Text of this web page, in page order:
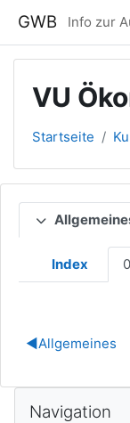
GWB Info zur
VU
Startseite
Index
◀︎Allgemeines
Blöcke
Navigation